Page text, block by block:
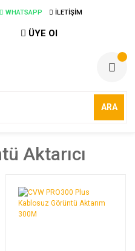
WHATSAPP İLETİŞİM
ÜYE Ol
ARA
Aktarıcı